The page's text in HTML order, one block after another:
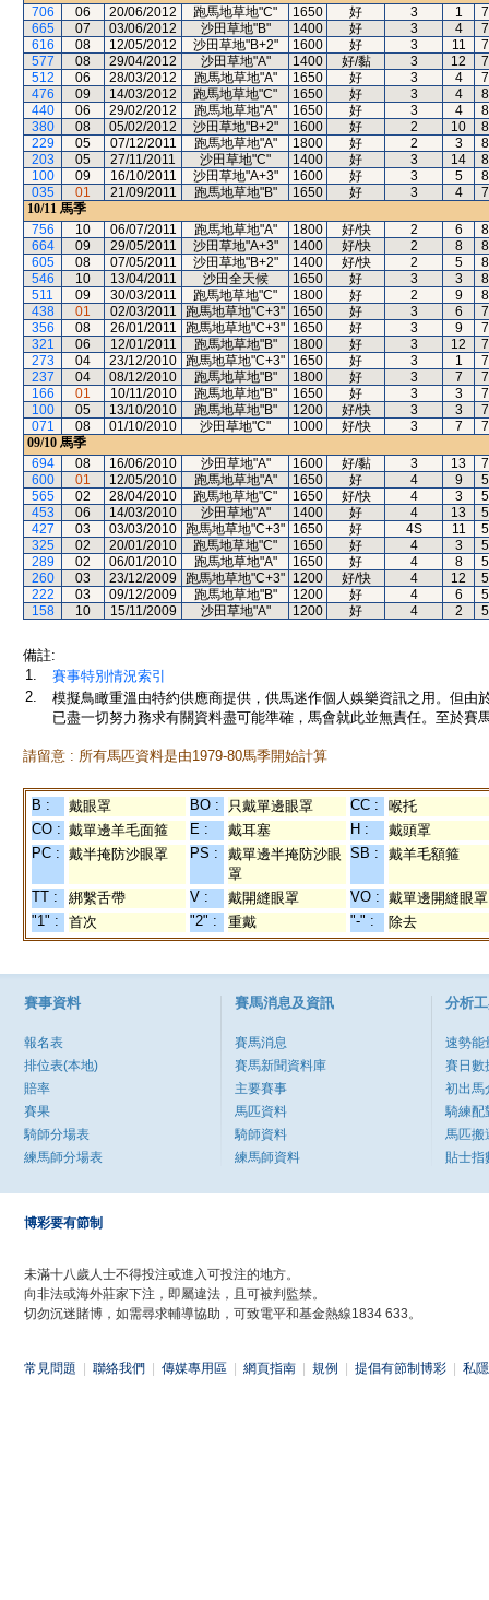
706
06 20/06/2012 跑馬地草地"C" 1650 好 3 1
665
07 03/06/2012 沙田草地"B" 1400 好 3 4
616
08 12/05/2012 沙田草地"B+2" 1600 好 3 11
577
08 29/04/2012 沙田草地"A" 1400 好/黏 3 12
512
06 28/03/2012 跑馬地草地"A" 1650 好 3 4
476
09 14/03/2012 跑馬地草地"C" 1650 好 3 4
440
06 29/02/2012 跑馬地草地"A" 1650 好 3 4
380
08 05/02/2012 沙田草地"B+2" 1600 好 2 10
229
05 07/12/2011 跑馬地草地"A" 1800 好 2 3
203
05 27/11/2011 沙田草地"C" 1400 好 3 14
100
09 16/10/2011 沙田草地"A+3" 1600 好 3 5
035
01 21/09/2011 跑馬地草地"B" 1650 好 3 4
10/11 馬季
756
10 06/07/2011 跑馬地草地"A" 1800 好/快 2 6
664
09 29/05/2011 沙田草地"A+3" 1400 好/快 2 8
605
08 07/05/2011 沙田草地"B+2" 1400 好/快 2 5
546
10 13/04/2011 沙田全天候 1650 好 3 3
511
09 30/03/2011 跑馬地草地"C" 1800 好 2 9
438
01 02/03/2011 跑馬地草地"C+3" 1650 好 3 6
356
08 26/01/2011 跑馬地草地"C+3" 1650 好 3 9
321
06 12/01/2011 跑馬地草地"B" 1800 好 3 12
273
04 23/12/2010 跑馬地草地"C+3" 1650 好 3 1
237
04 08/12/2010 跑馬地草地"B" 1800 好 3 7
166
01 10/11/2010 跑馬地草地"B" 1650 好 3 3
100
05 13/10/2010 跑馬地草地"B" 1200 好/快 3 3
071
08 01/10/2010 沙田草地"C" 1000 好/快 3 7
09/10 馬季
694
08 16/06/2010 沙田草地"A" 1600 好/黏 3 13
600
01 12/05/2010 跑馬地草地"A" 1650 好 4 9
565
02 28/04/2010 跑馬地草地"C" 1650 好/快 4 3
453
06 14/03/2010 沙田草地"A" 1400 好 4 13
427
03 03/03/2010 跑馬地草地"C+3" 1650 好 4S 11
325
02 20/01/2010 跑馬地草地"C" 1650 好 4 3
289
02 06/01/2010 跑馬地草地"A" 1650 好 4 8
260
03 23/12/2009 跑馬地草地"C+3" 1200 好/快 4 12
222
03 09/12/2009 跑馬地草地"B" 1200 好 4 6
158
10 15/11/2009 沙田草地"A" 1200 好 4 2
備註:
1.
賽事特別情況索引
2.
模擬鳥瞰重溫由特約供應商提供，供馬迷作個人娛樂資訊之用。但
已盡一切努力務求有關資料盡可能準確，馬會就此並無責任。至於賽
請留意 : 所有馬匹資料是由1979-80馬季開始計算
B : 戴眼罩 BO : 只戴單邊眼罩 CC :
喉托
CO : 戴單邊羊毛面箍 E : 戴耳塞 H :
戴頭罩
PC : 戴半掩防沙眼罩 PS :
戴單邊半掩防沙眼
罩
SB : 戴羊毛額箍
TT : 綁繫舌帶 V : 戴開縫眼罩 VO : 戴單邊開縫眼罩
"1" :
首次 "2" : 重戴 "-" : 除去
賽事資料
報名表
排位表(本地)
賠率
賽果
騎師分場表
練馬師分場表
賽馬消息及資訊
賽馬消息
賽馬新聞資料庫
主要賽事
馬匹資料
騎師資料
練馬師資料
分析
速勢能
賽日數
初出馬
騎練配
馬匹搬
貼士指
博彩要有節制
未滿十八歲人士不得投注或進入可投注的地方。
向非法或海外莊家下注，即屬違法，且可被判監禁。
切勿沉迷賭博，如需尋求輔導協助，可致電平和基金熱線1834 633。
常見問題 聯絡我們 傳媒專用區 網頁指南 規例 提倡有節制博彩 私